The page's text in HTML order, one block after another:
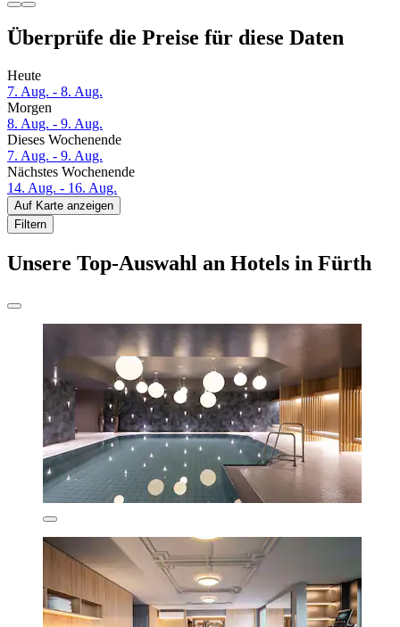
Überprüfe die Preise für diese Daten
Heute
7. Aug. - 8. Aug.
Morgen
8. Aug. - 9. Aug.
Dieses Wochenende
7. Aug. - 9. Aug.
Nächstes Wochenende
14. Aug. - 16. Aug.
Auf Karte anzeigen
Filtern
Unsere Top-Auswahl an Hotels in Fürth